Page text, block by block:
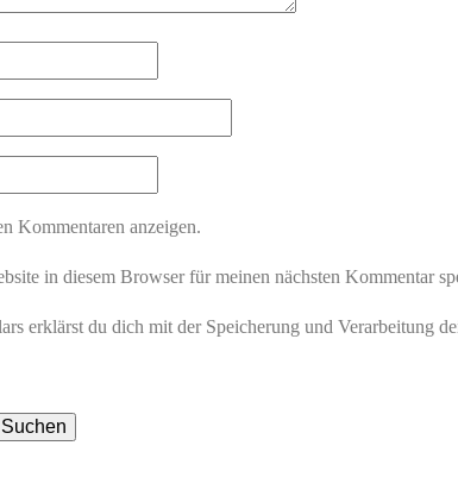
Kommentaren anzeigen.
in diesem Browser für meinen nächsten Kommentar
erklärst du dich mit der Speicherung und Verarbeitung